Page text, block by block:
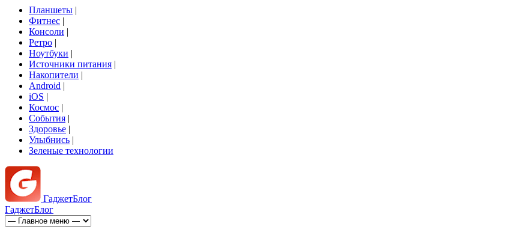
Планшеты |
Фитнес |
Консоли |
Ретро |
Ноутбуки |
Источники питания |
Накопители |
Android |
iOS |
Космос |
События |
Здоровье |
Улыбнись |
Зеленые технологии
ГаджетБлог
ГаджетБлог